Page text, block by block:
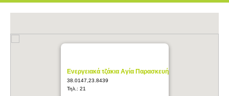
Ενεργειακά τζάκια Αγία Παρασκευή
38.0147,23.8439
Τηλ.: 21